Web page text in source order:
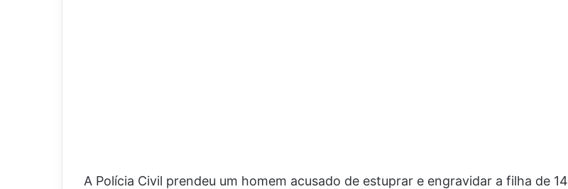
A Polícia Civil prendeu um homem acusado de estuprar e engravidar a filha de 14